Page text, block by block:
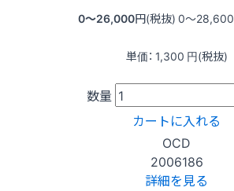
0〜26,000円(税抜) 0〜28,600
単価： 1,300 円(税抜)
数量
カートに入れる
OCD
2006186
詳細を見る